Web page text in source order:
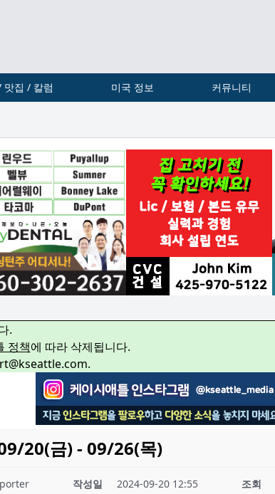
맛집 / 칼럼 미국 정보 커뮤니티
.
정책에 따라 삭제됩니다.
20(금) - 09/26(목)
작성일 2024-09-20 12:55 조회